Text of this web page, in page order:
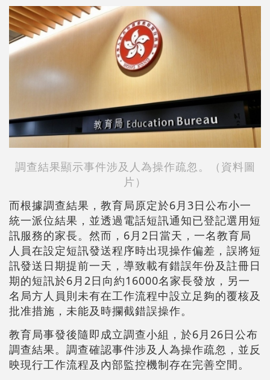
調查結果顯示事件涉及人為操作疏忽。（資料圖
片）
而根據調查結果，教育局原定於6月3日公布小一
統一派位結果，並透過電話短訊通知已登記選用短
訊服務的家長。然而，6月2日當天，一名教育局
人員在設定短訊發送程序時出現操作偏差，誤將短
訊發送日期提前一天，導致載有錯誤年份及註冊日
期的短訊於6月2日向約16000名家長發放， 另一
名局方人員則未有在工作流程中設立足夠的覆核及
批准措施，未能及時攔截錯誤操作。
教育局事發後隨即成立調查小組，於6月26日公布
調查結果。調查確認事件涉及人為操作疏忽，並反
映現行工作流程及內部監控機制存在完善空間。